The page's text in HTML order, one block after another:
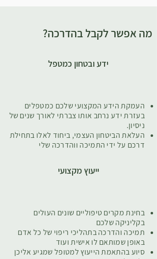
מה אפשר לקבל בהדרכה?
ידע ובטחון כמטפל
העמקת הידע המקצועי שלכם כמטפלים
בעזרת ידע נרחב אותו צברתי לאורך שנים של
ניסיון.
העלאת הביטחון העצמי, ביחוד לאלו בתחילת
דרכם על ידי התמיכה ווהדרכה שלי
ייעוץ מקצועי
בחינת מקרים טיפוליים שונים העולים
בקליניקה שלכם
תמיכה והדרכה בתהליכי ריפוי של כל אדם
באופן שמותאם לו אישית ועוד
סיוע בהתאמת הייעוץ למטופל שמגיע אליכן